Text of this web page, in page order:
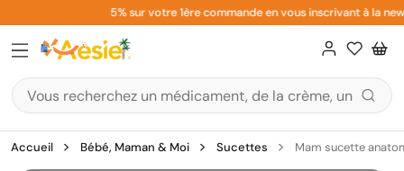
au
contenu
5% sur votre 1ère commande en vous inscrivant à la
Accueil Bébé, Maman & Moi Sucettes Mam sucette